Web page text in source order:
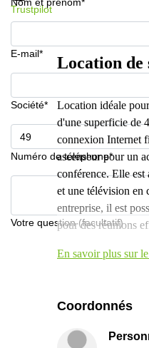
E-mail*
Société*
Numéro de téléphone*
Votre question (facultatif)
Trustpilot
Location de
Location idéale
d'une superficie de
connexion Internet
ascenseur pour un
conférence. Elle est
et une télévision en
entreprise, il est
pour des réunions
En savoir plus sur
Coordonnés